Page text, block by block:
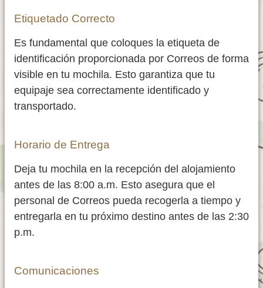
Etiquetado Correcto
Es fundamental que coloques la etiqueta de
identificación proporcionada por Correos de forma
visible en tu mochila. Esto garantiza que tu
equipaje sea correctamente identificado y
transportado.
Horario de Entrega
Deja tu mochila en la recepción del alojamiento
antes de las 8:00 a.m. Esto asegura que el
personal de Correos pueda recogerla a tiempo y
entregarla en tu próximo destino antes de las 2:30
p.m.
Comunicaciones